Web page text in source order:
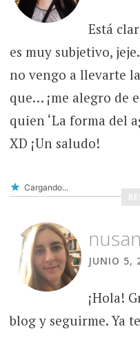
Está
es muy subjetivo,
no vengo a llevarte
que… ¡me alegro de
quien ‘La forma del
XD ¡Un saludo!
Cargando...
JUNIO 5,
¡Hola!
blog y seguirme. Ya